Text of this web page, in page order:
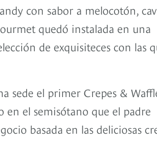
con sabor a melocotón,
quedó instalada en una
de exquisiteces con las
sede el primer Crepes &
en el semisótano que el padre
basada en las deliciosas